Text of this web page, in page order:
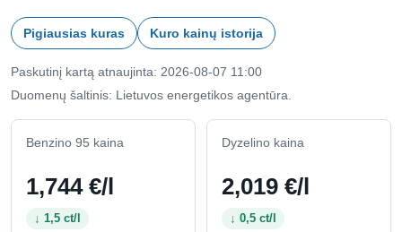
Pigiausias kuras Kuro kainų istorija
Paskutinį kartą atnaujinta: 2026-08-07 11:00
Duomenų šaltinis: Lietuvos energetikos agentūra.
Benzino 95 kaina
1,744 €/l
↓ 1,5 ct/l
Dyzelino kaina
2,019 €/l
↓ 0,5 ct/l